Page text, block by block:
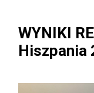
WYNIKI
Hiszpania